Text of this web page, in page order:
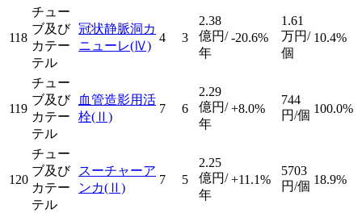
118
チュー
ブ及び
カテー
テル
冠状静脈洞カ
ニューレ(Ⅳ)
4 3
2.38
億円/
年
-20.6%
1.61
万円/
個
10.4%
119
チュー
ブ及び
カテー
テル
血管造影用活
栓(Ⅱ)
7 6
2.29
億円/
年
+8.0%
744
円/個 100.0%
120
チュー
ブ及び
カテー
テル
スーチャーア
ンカ(Ⅱ)
7 5
2.25
億円/
年
+11.1%
5703
円/個 18.9%